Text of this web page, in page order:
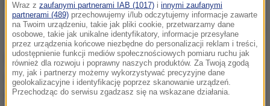
Jimmy Carter
94-letni Carter doznał złamania, gdy wychodził ze
swojego domu w Plains w stanie Georgia.
Natychmiast został przewieziony do oddalonej o 16
Wraz z zaufanymi partnerami IAB (1017) i innymi zaufanymi
partnerami (489) przechowujemy i/lub odczytujemy informacje zawarte
na Twoim urządzeniu, takie jak pliki cookie, przetwarzamy dane
osobowe, takie jak unikalne identyfikatory, informacje przesyłane
przez urządzenia końcowe niezbędne do personalizacji reklam i treści,
udostępnienie funkcji mediów społecznościowych pomiaru ruchu jak
również dla rozwoju i poprawny naszych produktów. Za Twoją zgodą
my, jak i partnerzy możemy wykorzystywać precyzyjne dane
geolokalizacyjne i identyfikację poprzez skanowanie urządzeń.
Przechodząc do serwisu zgadzasz się na wskazane działania.